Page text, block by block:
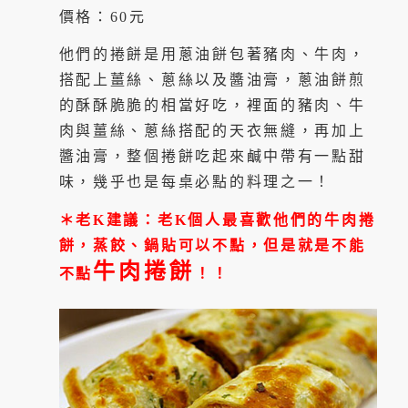
價格：60元
他們的捲餅是用蔥油餅包著豬肉、牛肉，
搭配上薑絲、蔥絲以及醬油膏，蔥油餅煎
的酥酥脆脆的相當好吃，裡面的豬肉、牛
肉與薑絲、蔥絲搭配的天衣無縫，再加上
醬油膏，整個捲餅吃起來鹹中帶有一點甜
味，幾乎也是每桌必點的料理之一！
＊老K建議：老K個人最喜歡他們的牛肉捲
餅，蒸餃、鍋貼可以不點，但是就是不能
不點 牛肉捲餅 ！！